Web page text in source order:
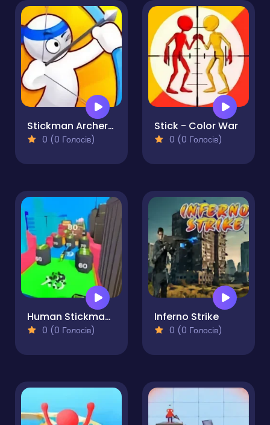
Stickman Archer Shooting Arrows at Reds
0 (0 Голосів)
Stick - Color War
0 (0 Голосів)
Human Stickman Fighter
0 (0 Голосів)
Inferno Strike
0 (0 Голосів)